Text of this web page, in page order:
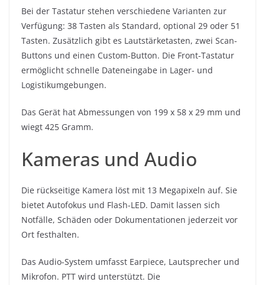
Bei der Tastatur stehen verschiedene Varianten zur
Verfügung: 38 Tasten als Standard, optional 29 oder 51
Tasten. Zusätzlich gibt es Lautstärketasten, zwei Scan-
Buttons und einen Custom-Button. Die Front-Tastatur
ermöglicht schnelle Dateneingabe in Lager- und
Logistikumgebungen.
Das Gerät hat Abmessungen von 199 x 58 x 29 mm und
wiegt 425 Gramm.
Kameras und Audio
Die rückseitige Kamera löst mit 13 Megapixeln auf. Sie
bietet Autofokus und Flash-LED. Damit lassen sich
Notfälle, Schäden oder Dokumentationen jederzeit vor
Ort festhalten.
Das Audio-System umfasst Earpiece, Lautsprecher und
Mikrofon. PTT wird unterstützt. Die